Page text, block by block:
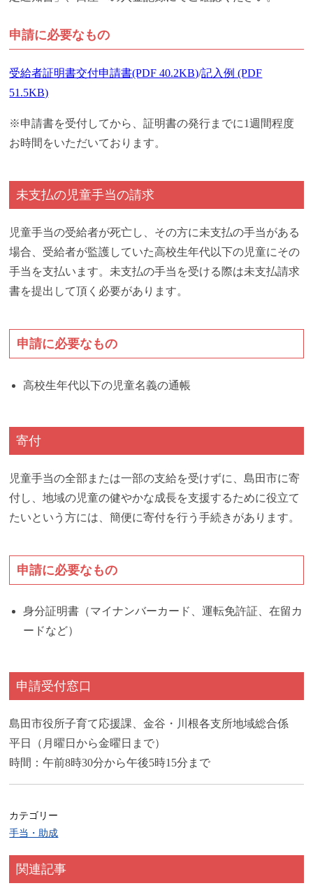
申請に必要なもの
受給者証明書交付申請書(PDF 40.2KB)/記入例 (PDF
51.5KB)
※申請書を受付してから、証明書の発行までに1週間程度
お時間をいただいております。
未支払の児童手当の請求
児童手当の受給者が死亡し、その方に未支払の手当がある
場合、受給者が監護していた高校生年代以下の児童にその
手当を支払います。未支払の手当を受ける際は未支払請求
書を提出して頂く必要があります。
申請に必要なもの
高校生年代以下の児童名義の通帳
寄付
児童手当の全部または一部の支給を受けずに、島田市に寄
付し、地域の児童の健やかな成長を支援するために役立て
たいという方には、簡便に寄付を行う手続きがあります。
申請に必要なもの
身分証明書（マイナンバーカード、運転免許証、在留カ
ードなど）
申請受付窓口
島田市役所子育て応援課、金谷・川根各支所地域総合係
平日（月曜日から金曜日まで）
時間：午前8時30分から午後5時15分まで
カテゴリー
手当・助成
関連記事